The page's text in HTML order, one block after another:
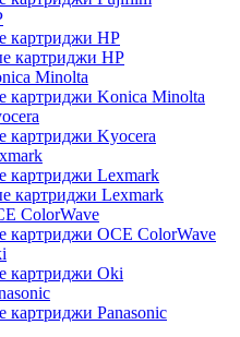
картриджи HP
картриджи HP
Minolta
картриджи Konica Minolta
картриджи Kyocera
картриджи Lexmark
картриджи Lexmark
ColorWave
картриджи OCE ColorWave
картриджи Oki
картриджи Panasonic